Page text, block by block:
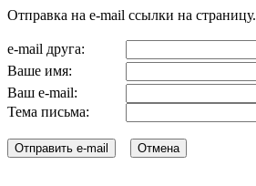
Отправка на e-mail ссылки на страницу.
e-mail друга:
Ваше имя:
Ваш e-mail:
Тема письма: